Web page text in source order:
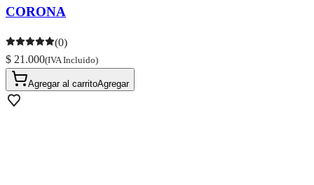
CORONA
(0)
$ 21.000(IVA Incluido)
Agregar al carritoAgregar